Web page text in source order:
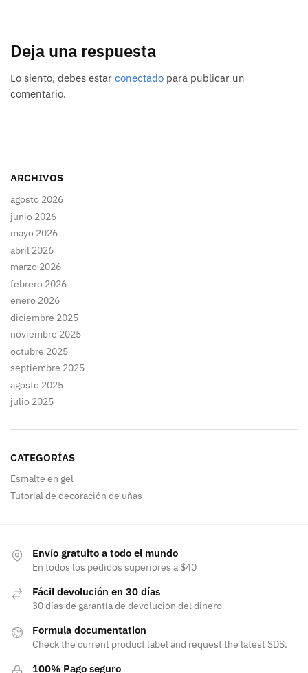
Deja una respuesta
Lo siento, debes estar conectado para publicar un
comentario.
ARCHIVOS
agosto 2026
junio 2026
mayo 2026
abril 2026
marzo 2026
febrero 2026
enero 2026
diciembre 2025
noviembre 2025
octubre 2025
septiembre 2025
agosto 2025
julio 2025
CATEGORÍAS
Esmalte en gel
Tutorial de decoración de uñas
Envío gratuito a todo el mundo
En todos los pedidos superiores a $40
Fácil devolución en 30 días
30 días de garantía de devolución del dinero
Formula documentation
Check the current product label and request the latest SDS.
100% Pago seguro